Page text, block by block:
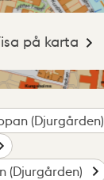
på karta
(Djurgården)
(Djurgården)